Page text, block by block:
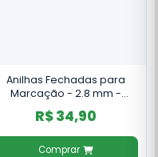
Anilhas Fechadas para
Marcação - 2.8 mm -
Azulão - Canário da Terra -
10 un. - Rosa
R$ 34,90
Comprar